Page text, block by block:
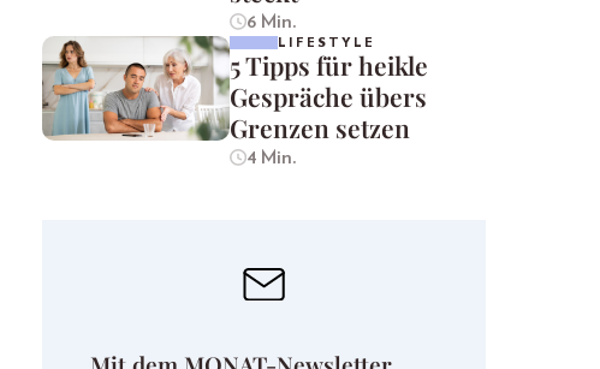
6 Min.
LIFESTYLE
5 Tipps für heikle
Gespräche übers
Grenzen setzen
4 Min.